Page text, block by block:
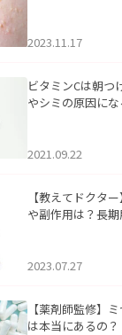
2023.11.17
ビタミンCは朝つ
やシミの原因に
2021.09.22
【教えてドクタ
や副作用は？長
2023.07.27
【薬剤師監修】
は本当にあるの？